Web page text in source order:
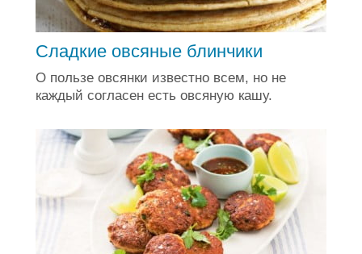
Сладкие овсяные блинчики
О пользе овсянки известно всем, но не
каждый согласен есть овсяную кашу.